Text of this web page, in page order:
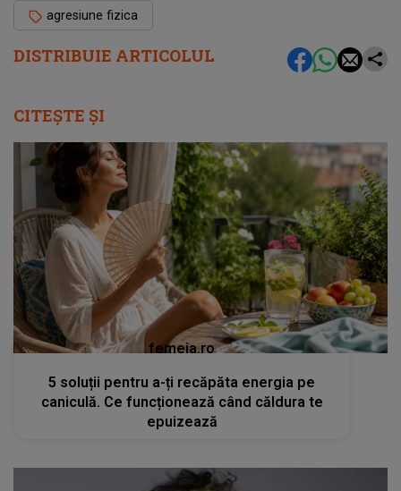
DISTRIBUIE ARTICOLUL
agresiune fizica
CITEȘTE ȘI
femeia.ro
5 soluții pentru a-ți recăpăta energia pe
caniculă. Ce funcționează când căldura te
epuizează